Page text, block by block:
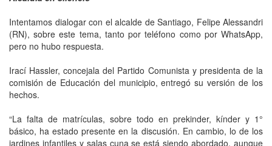
Intentamos dialogar con el alcalde de Santiago, Felipe Alessandri
(RN), sobre este tema, tanto por teléfono como por WhatsApp,
pero no hubo respuesta.
Irací Hassler, concejala del Partido Comunista y presidenta de la
comisión de Educación del municipio, entregó su versión de los
hechos.
“La falta de matrículas, sobre todo en prekinder, kínder y 1°
básico, ha estado presente en la discusión. En cambio, lo de los
jardines infantiles y salas cuna se está siendo abordado, aunque